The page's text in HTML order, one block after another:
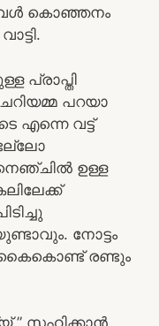
കൊഞ്ഞനം
പ്രാപ്തി
പറയാ
എന്നെ വട്ട്
ഉള്ള
നോട്ടം
കൈകൊണ്ട് രണ്ടും
” സഹിക്കാൻ